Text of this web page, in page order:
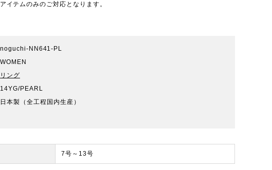
イテムのみのご対応となります。
noguchi-NN641-PL
WOMEN
リング
14YG/PEARL
日本製（全工程国内生産）
7号～13号